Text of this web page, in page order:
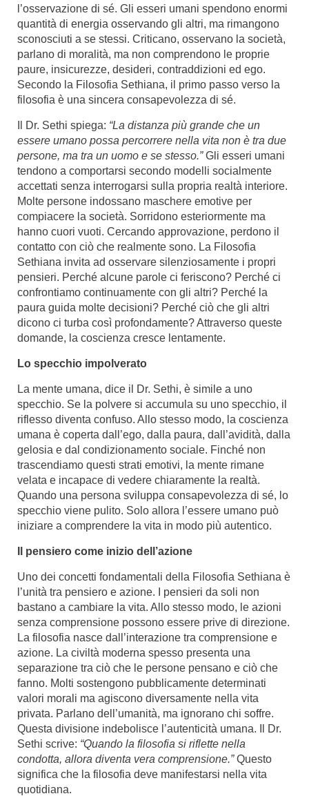
l’osservazione di sé. Gli esseri umani spendono enormi
quantità di energia osservando gli altri, ma rimangono
sconosciuti a se stessi. Criticano, osservano la società,
parlano di moralità, ma non comprendono le proprie
paure, insicurezze, desideri, contraddizioni ed ego.
Secondo la Filosofia Sethiana, il primo passo verso la
filosofia è una sincera consapevolezza di sé.
Il Dr. Sethi spiega: “La distanza più grande che un
essere umano possa percorrere nella vita non è tra due
persone, ma tra un uomo e se stesso.”Gli esseri umani
tendono a comportarsi secondo modelli socialmente
accettati senza interrogarsi sulla propria realtà interiore.
Molte persone indossano maschere emotive per
compiacere la società. Sorridono esteriormente ma
hanno cuori vuoti. Cercando approvazione, perdono il
contatto con ciò che realmente sono. La Filosofia
Sethiana invita ad osservare silenziosamente i propri
pensieri. Perché alcune parole ci feriscono? Perché ci
confrontiamo continuamente con gli altri? Perché la
paura guida molte decisioni? Perché ciò che gli altri
dicono ci turba così profondamente? Attraverso queste
domande, la coscienza cresce lentamente.
Lo specchio impolverato
La mente umana, dice il Dr. Sethi, è simile a uno
specchio. Se la polvere si accumula su uno specchio, il
riflesso diventa confuso. Allo stesso modo, la coscienza
umana è coperta dall’ego, dalla paura, dall’avidità, dalla
gelosia e dal condizionamento sociale. Finché non
trascendiamo questi strati emotivi, la mente rimane
velata e incapace di vedere chiaramente la realtà.
Quando una persona sviluppa consapevolezza di sé, lo
specchio viene pulito. Solo allora l’essere umano può
iniziare a comprendere la vita in modo più autentico.
Il pensiero come inizio dell’azione
Uno dei concetti fondamentali della Filosofia Sethiana è
l’unità tra pensiero e azione. I pensieri da soli non
bastano a cambiare la vita. Allo stesso modo, le azioni
senza comprensione possono essere prive di direzione.
La filosofia nasce dall’interazione tra comprensione e
azione. La civiltà moderna spesso presenta una
separazione tra ciò che le persone pensano e ciò che
fanno. Molti sostengono pubblicamente determinati
valori morali ma agiscono diversamente nella vita
privata. Parlano dell’umanità, ma ignorano chi soffre.
Questa divisione indebolisce l’autenticità umana. Il Dr.
Sethi scrive: “Quando la filosofia si riflette nella
condotta, allora diventa vera comprensione.”Questo
significa che la filosofia deve manifestarsi nella vita
quotidiana.